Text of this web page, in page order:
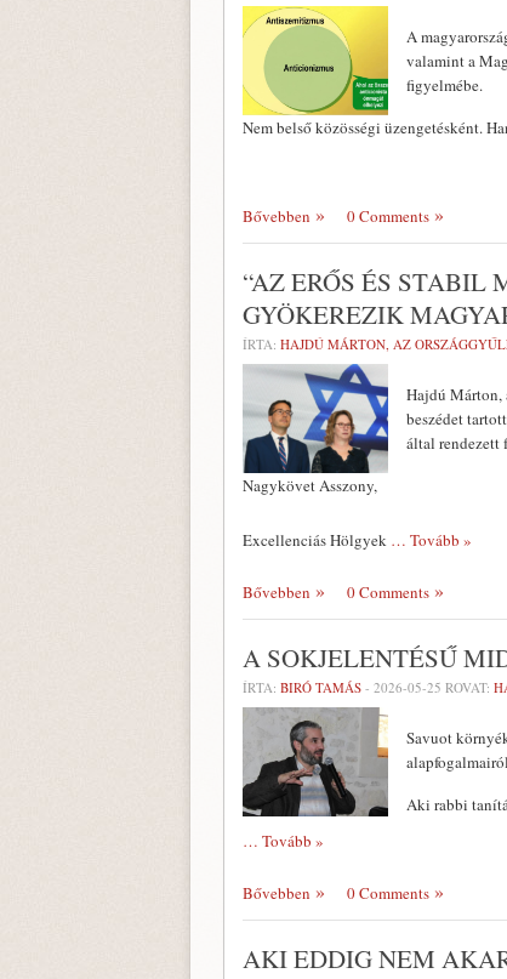
A
valamint a
figyelmébe.
Nem belső közösségi üzengetésként.
Bővebben 0 Comments
“AZ ERŐS ÉS
GYÖKEREZIK
ÍRTA: HAJDÚ MÁRTON, AZ
Hajdú Márton,
beszédet
által rendezett
Nagykövet Asszony,
Excellenciás Hölgyek … Tovább »
Bővebben 0 Comments
A SOKJELENTÉSŰ
ÍRTA: BIRÓ TAMÁS - 2026-05-25 ROVAT:
Savuot
Aki rabbi
… Tovább »
Bővebben 0 Comments
AKI EDDIG NEM